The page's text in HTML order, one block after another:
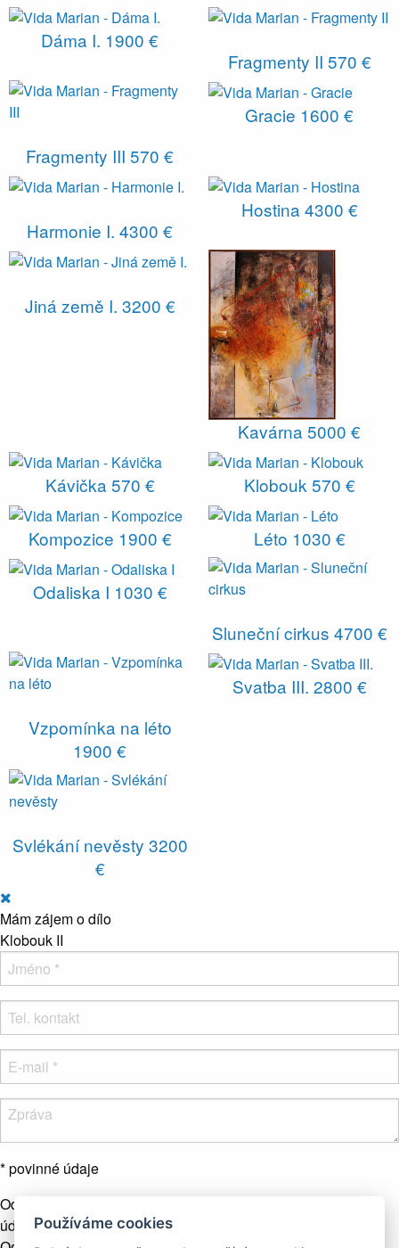
Dáma I. 1900 €
Fragmenty II 570 €
Fragmenty III 570 €
Gracie 1600 €
Harmonie I. 4300 €
Hostina 4300 €
Jiná země I. 3200 €
Kavárna 5000 €
Kávička 570 € Klobouk 570 €
Kompozice 1900 € Léto 1030 €
Odaliska I 1030 €
Sluneční cirkus 4700 €
Vzpomínka na léto
1900 €
Svatba III. 2800 €
Svlékání nevěsty 3200
€
Mám zájem o dílo
Klobouk II
* povinné údaje
Odesláním formuláře souhlasíte se zpracováním osobních
údajů.Více info
Používáme cookies